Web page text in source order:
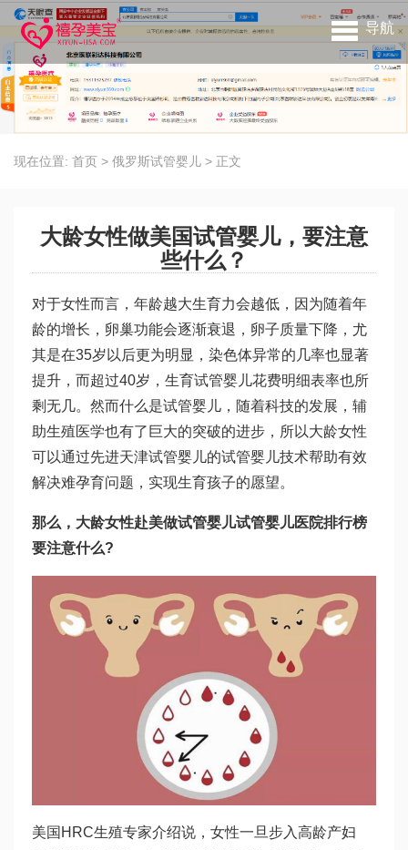
导航
现在位置: 首页 > 俄罗斯试管婴儿 > 正文
大龄女性做美国试管婴儿，要注意
些什么？
对于女性而言，年龄越大生育力会越低，因为随着年
龄的增长，卵巢功能会逐渐衰退，卵子质量下降，尤
其是在35岁以后更为明显，染色体异常的几率也显著
提升，而超过40岁，生育试管婴儿花费明细表率也所
剩无几。然而什么是试管婴儿 ，随着科技的发展，辅
助生殖医学也有了巨大的突破的进步，所以大龄女性
可以通过先进天津试管婴儿的试管婴儿技术帮助有效
解决难孕育问题，实现生育孩子的愿望。
那么，大龄女性赴美做试管婴儿试管婴儿医院排行榜
要注意什么?
美国HRC生殖专家介绍说，女性一旦步入高龄产妇